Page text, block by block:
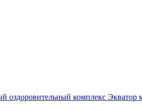
оздоровительный комплекс